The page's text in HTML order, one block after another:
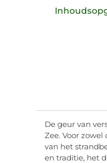
De geur van
Zee. Voor
van het
en traditie, het